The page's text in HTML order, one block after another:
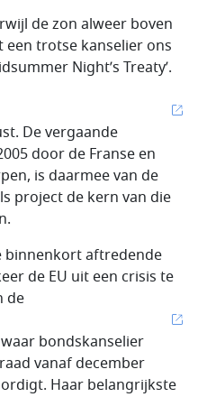
de zon alweer boven
trotse kanselier ons
Night’s Treaty’.
De vergaande
door de Franse en
is daarmee van de
project de kern van die
binnenkort aftredende
de EU uit een crisis te
de
bondskanselier
vanaf december
Haar belangrijkste